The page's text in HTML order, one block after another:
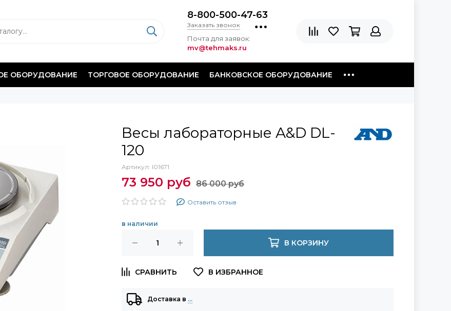
8-800-500-47-63
Заказать звонок
Почта для заявок:
mv@tehmaks.ru
ОБОРУДОВАНИЕ ТОРГОВОЕ ОБОРУДОВАНИЕ БАНКОВСКОЕ ОБОРУДОВАНИЕ
Весы лабораторные A&D DL-
120
Артикул: I01671
73 950 руб 86 000 руб
Оставить отзыв
в наличии
В КОРЗИНУ
Доставка в …